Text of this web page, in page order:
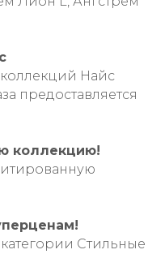
Найс
предоставляется
коллекцию!
Стильные